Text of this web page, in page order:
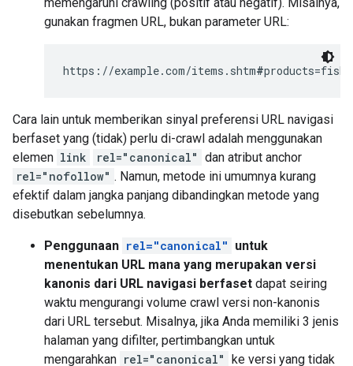
gunakan fragmen URL, bukan parameter URL:
https://example.com/items.shtm#
Cara lain untuk memberikan sinyal preferensi URL navigasi
berfaset yang (tidak) perlu di-crawl adalah menggunakan
elemen link rel="canonical" dan atribut anchor
rel="nofollow" . Namun, metode ini umumnya kurang
efektif dalam jangka panjang dibandingkan metode yang
disebutkan sebelumnya.
Penggunaan rel="canonical" untuk
menentukan URL mana yang merupakan versi
kanonis dari URL navigasi berfaset dapat seiring
waktu mengurangi volume crawl versi non-kanonis
dari URL tersebut. Misalnya, jika Anda memiliki 3 jenis
halaman yang difilter, pertimbangkan untuk
mengarahkan rel="canonical" ke versi yang tidak